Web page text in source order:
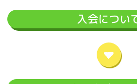
入会につい